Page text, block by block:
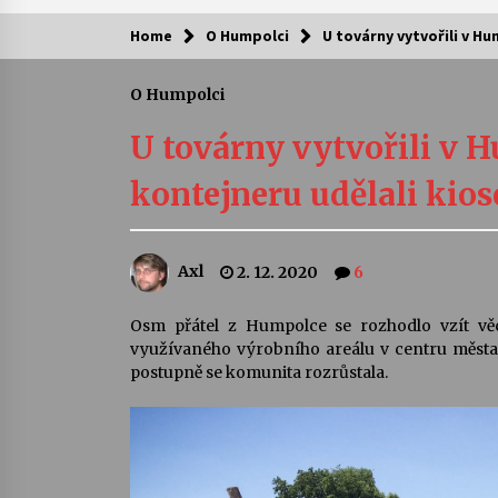
Kam za kulturou?
Camerata a Sukuba Ensemble
4. 8. 2026
Quijotova šedesátka: 28. 7.–1. 8.
28. 7. 2026
Letní koncerty ve Stromovce:
Miller
22. 7. 2026
13. 7. 2026
Home O Humpolci U továrny vytvořili v
O Humpolci
U továrny vytvořili v
kontejneru udělali
Axl 2. 12. 2020 6
Osm přátel z Humpolce se rozhodlo vzít
využívaného výrobního areálu v centru
postupně se komunita rozrůstala.